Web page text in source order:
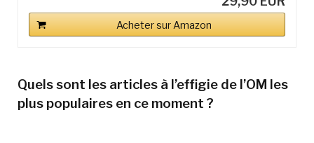
Acheter sur Amazon
Quels sont les articles à l’effigie de l’OM les
plus populaires en ce moment ?